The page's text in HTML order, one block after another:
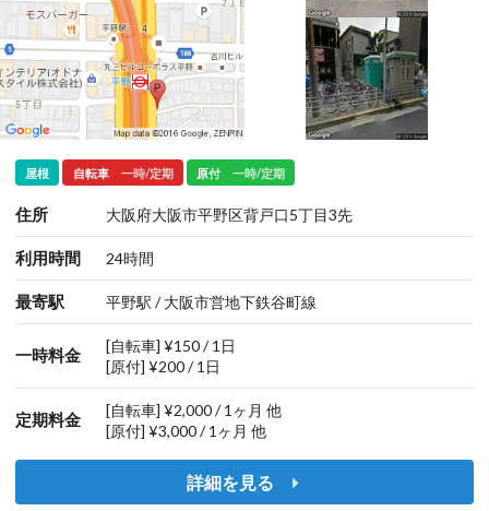
屋根 自転車 一時/定期 原付 一時/定期
住所 大阪府大阪市平野区背戸口5丁目3先
利用時間 24時間
最寄駅 平野駅 / 大阪市営地下鉄谷町線
一時料金
[自転車] ¥150 / 1日
[原付] ¥200 / 1日
定期料金
[自転車] ¥2,000 / 1ヶ月 他
[原付] ¥3,000 / 1ヶ月 他
詳細を見る